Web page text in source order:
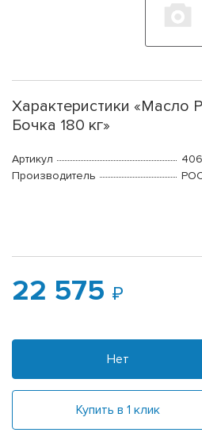
Характеристики «Масло
Бочка 180 кг»
Артикул
Производитель
22 575
Нет
Купить в 1 клик